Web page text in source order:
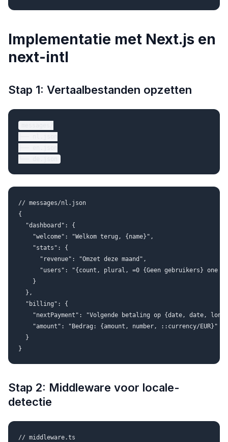
Implementatie met Next.js en
next-intl
Stap 1: Vertaalbestanden opzetten
// messages/nl.json
{
  "dashboard": {
    "welcome": "Welkom terug, {name}",
    "stats": {
      "revenue": "Omzet deze maand",
"users": "{count, plural, =0 {Geen gebruikers} one
    }
  },
  "billing": {
"nextPayment": "Volgende betaling op {date, date,
    "amount": "Bedrag: {amount, number, ::currency/EUR}"
  }
Stap 2: Middleware voor locale-
detectie
// middleware.ts